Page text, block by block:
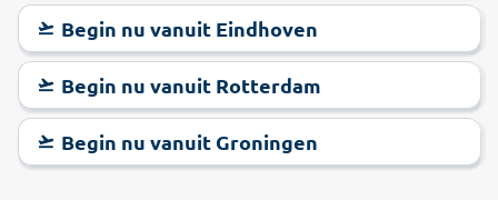
Begin nu vanuit Eindhoven
Begin nu vanuit Rotterdam
Begin nu vanuit Groningen